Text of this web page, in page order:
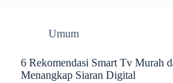
Umum
6 Rekomendasi Smart Tv Murah
Menangkap Siaran Digital